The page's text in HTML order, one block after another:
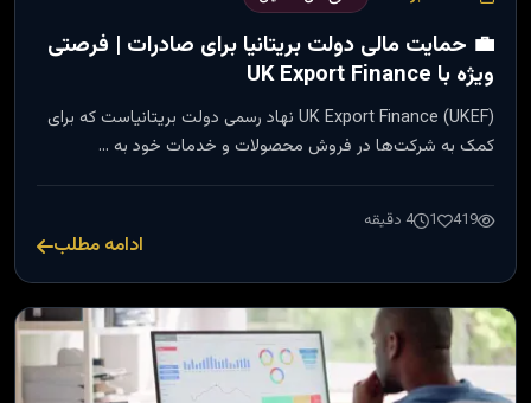
💼 حمایت مالی دولت بریتانیا برای صادرات | فرصتی
ویژه با UK Export Finance
UK Export Finance (UKEF) نهاد رسمی دولت بریتانیاست که برای
کمک به شرکت‌ها در فروش محصولات و خدمات خود به …
419
1 4 دقیقه
ادامه مطلب